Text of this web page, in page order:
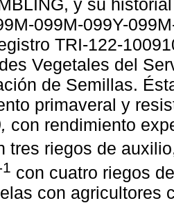
y su
099M-099Y-
TRI-122-
Vegetales del
de Semillas.
primaveral y
con rendimiento
tres riegos de
con cuatro riegos
con agricultores